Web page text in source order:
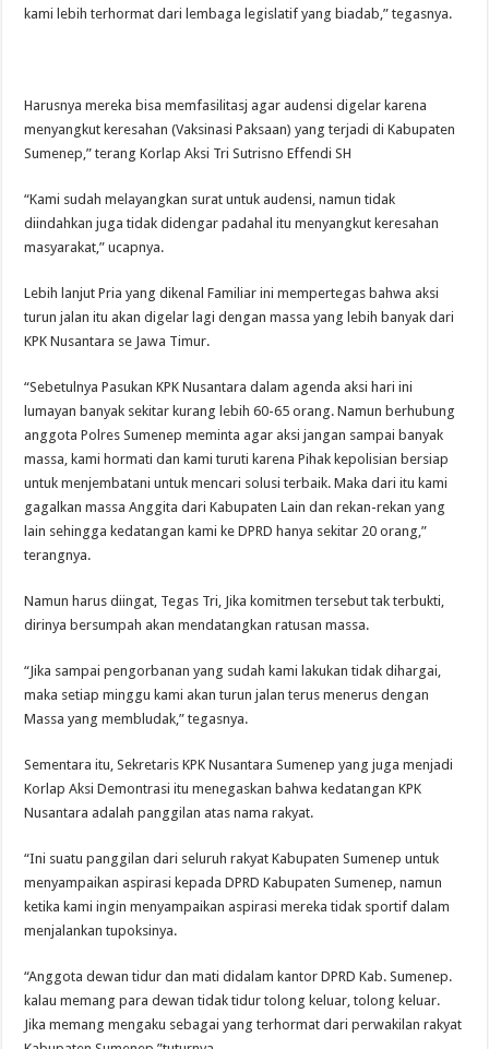
kami lebih terhormat dari lembaga legislatif yang biadab,” tegasnya.
Harusnya mereka bisa memfasilitasj agar audensi digelar karena
menyangkut keresahan (Vaksinasi Paksaan) yang terjadi di Kabupaten
Sumenep,” terang Korlap Aksi Tri Sutrisno Effendi SH
“Kami sudah melayangkan surat untuk audensi, namun tidak
diindahkan juga tidak didengar padahal itu menyangkut keresahan
masyarakat,” ucapnya.
Lebih lanjut Pria yang dikenal Familiar ini mempertegas bahwa aksi
turun jalan itu akan digelar lagi dengan massa yang lebih banyak dari
KPK Nusantara se Jawa Timur.
“Sebetulnya Pasukan KPK Nusantara dalam agenda aksi hari ini
lumayan banyak sekitar kurang lebih 60-65 orang. Namun berhubung
anggota Polres Sumenep meminta agar aksi jangan sampai banyak
massa, kami hormati dan kami turuti karena Pihak kepolisian bersiap
untuk menjembatani untuk mencari solusi terbaik. Maka dari itu kami
gagalkan massa Anggita dari Kabupaten Lain dan rekan-rekan yang
lain sehingga kedatangan kami ke DPRD hanya sekitar 20 orang,”
terangnya.
Namun harus diingat, Tegas Tri, Jika komitmen tersebut tak terbukti,
dirinya bersumpah akan mendatangkan ratusan massa.
“Jika sampai pengorbanan yang sudah kami lakukan tidak dihargai,
maka setiap minggu kami akan turun jalan terus menerus dengan
Massa yang membludak,” tegasnya.
Sementara itu, Sekretaris KPK Nusantara Sumenep yang juga menjadi
Korlap Aksi Demontrasi itu menegaskan bahwa kedatangan KPK
Nusantara adalah panggilan atas nama rakyat.
“Ini suatu panggilan dari seluruh rakyat Kabupaten Sumenep untuk
menyampaikan aspirasi kepada DPRD Kabupaten Sumenep, namun
ketika kami ingin menyampaikan aspirasi mereka tidak sportif dalam
menjalankan tupoksinya.
“Anggota dewan tidur dan mati didalam kantor DPRD Kab. Sumenep.
kalau memang para dewan tidak tidur tolong keluar, tolong keluar.
Jika memang mengaku sebagai yang terhormat dari perwakilan rakyat